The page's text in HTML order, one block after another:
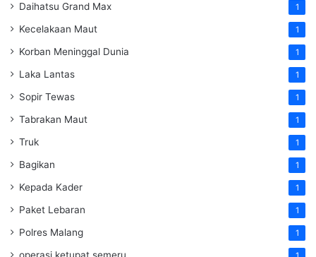
Daihatsu Grand Max 1
Kecelakaan Maut 1
Korban Meninggal Dunia 1
Laka Lantas 1
Sopir Tewas 1
Tabrakan Maut 1
Truk 1
Bagikan 1
Kepada Kader 1
Paket Lebaran 1
Polres Malang 1